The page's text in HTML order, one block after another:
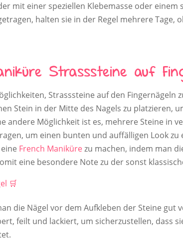
mit einer speziellen Klebemasse oder einem
halten sie in der Regel mehrere Tage,
Strasssteine auf
Strasssteine auf den Fingernägeln
Stein in der Mitte des Nagels zu platzieren,
andere Möglichkeit ist es, mehrere Steine in
um einen bunten und auffälligen Look zu
French Manikürezu machen, indem man
eine besondere Note zu der sonst
die Nägel vor dem Aufkleben der Steine gut
feilt und lackiert, um sicherzustellen, dass